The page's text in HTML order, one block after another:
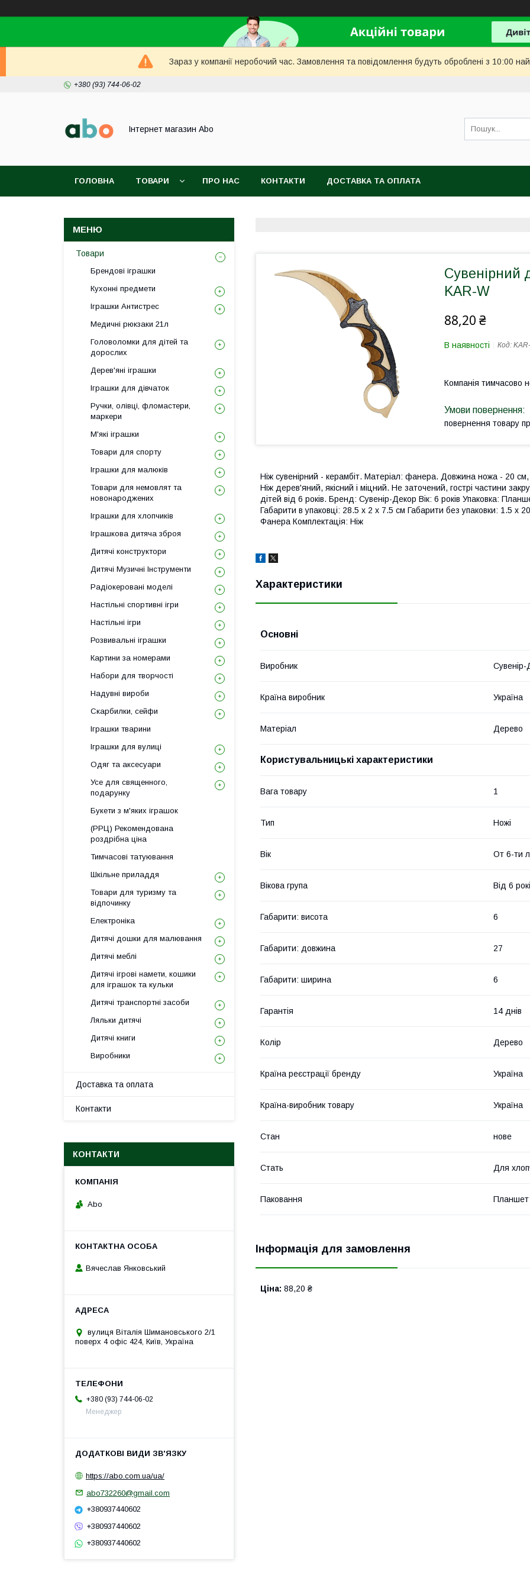
Зараз у компанії неробочий час. Замовлення та повідомлення будуть оброблені з 10:00
+380 (93) 744-06-02
Інтернет магазин Abo
ГОЛОВНА ТОВАРИ ПРО НАС КОНТАКТИ ДОСТАВКА ТА ОПЛАТА
Сувенірний
KAR-W
88,20 ₴
В наявності Код:
Компанія тимчасово
повернення товару
Ніж сувенірний - керамбіт. Матеріал: фанера. Довжина ножа - 20
Ніж дерев'яний, якісний і міцний. Не заточений, гострі частини
дітей від 6 років. Бренд: Сувенір-Декор Вік: 6 років Упаковка:
Габарити в упаковці: 28.5 x 2 x 7.5 см Габарити без упаковки: 1.5 x
Фанера Комплектація: Ніж
Характеристики
Основні
Виробник Сувенір-
Країна виробник Україна
Матеріал Дерево
Користувальницькі характеристики
Вага товару 1
Тип Ножі
Вік От 6-ти
Вікова група Від 6
Габарити: висота 6
Габарити: довжина 27
Габарити: ширина 6
Гарантія 14 днів
Колір Дерево
Країна реєстрації бренду Україна
Країна-виробник товару Україна
Стан нове
Стать Для
Паковання Планшет
Інформація для замовлення
Ціна: 88,20 ₴
Товари
Брендові іграшки
Кухонні предмети
Іграшки Антистрес
Медичні рюкзаки 21л
Головоломки для дітей та
дорослих
Дерев'яні іграшки
Іграшки для дівчаток
Ручки, олівці, фломастери,
маркери
М'які іграшки
Товари для спорту
Іграшки для малюків
Товари для немовлят та
новонароджених
Іграшки для хлопчиків
Іграшкова дитяча зброя
Дитячі конструктори
Дитячі Музичні Інструменти
Радіокеровані моделі
Настільні спортивні ігри
Настільні ігри
Розвивальні іграшки
Картини за номерами
Набори для творчості
Надувні вироби
Скарбилки, сейфи
Іграшки тварини
Іграшки для вулиці
Одяг та аксесуари
Усе для священного,
подарунку
Букети з м'яких іграшок
(РРЦ) Рекомендована
роздрібна ціна
Тимчасові татуювання
Шкільне приладдя
Товари для туризму та
відпочинку
Електроніка
Дитячі дошки для малювання
Дитячі меблі
Дитячі ігрові намети, кошики
для іграшок та кульки
Дитячі транспортні засоби
Ляльки дитячі
Дитячі книги
Виробники
Доставка та оплата
Контакти
КОНТАКТИ
Abo
Вячеслав Янковський
вулиця Віталія Шимановського 2/1
поверх 4 офіс 424, Київ, Україна
+380 (93) 744-06-02
Менеджер
https://abo.com.ua/ua/
abo732260@gmail.com
+380937440602
+380937440602
+380937440602